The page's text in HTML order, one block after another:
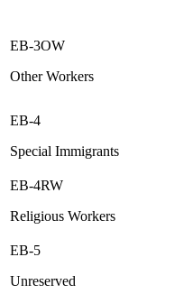
EB-3OW
Other Workers
EB-4
Special Immigrants
EB-4RW
Religious Workers
EB-5
Unreserved